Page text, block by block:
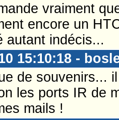
vraiment
encore un
autant indécis...
15:10:18 -
de souvenirs...
les ports IR de
mails !